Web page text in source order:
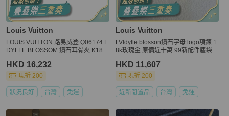
Louis Vuitton
LOUIS VUITTON 路易威登 Q06174 L
DYLLE BLOSSOM 鑽石耳骨夾 K18P
HKD 16,232
現折 200
狀況良好 台灣 免運
Louis Vuitton
LVldylle blosson鑽石字母 logo項鍊 1
8k玫瑰金 原價近十萬 99新配件塵袋盒
HKD 11,607
現折 200
近新閒置品 台灣 免運